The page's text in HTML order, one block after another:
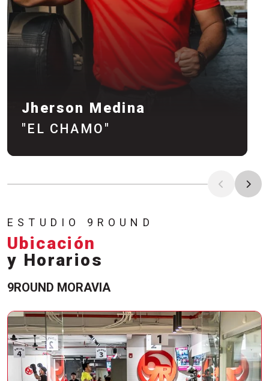
Jherson Medina
"EL CHAMO"
ESTUDIO 9ROUND
Ubicación
y Horarios
9ROUND MORAVIA